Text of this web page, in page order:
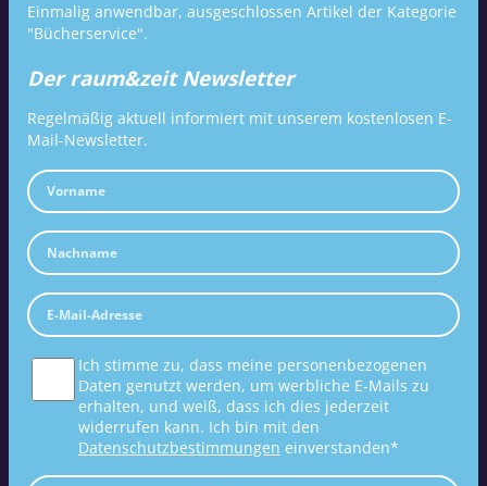
Einmalig anwendbar, ausgeschlossen Artikel der Kategorie
"Bücherservice".
Der raum&zeit Newsletter
Regelmäßig aktuell informiert mit unserem kostenlosen E-
Mail-Newsletter.
Ich stimme zu, dass meine personenbezogenen
Daten genutzt werden, um werbliche E-Mails zu
erhalten, und weiß, dass ich dies jederzeit
widerrufen kann. Ich bin mit den
Datenschutzbestimmungen einverstanden*